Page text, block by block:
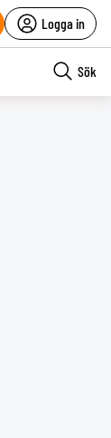
Logga in
Sök